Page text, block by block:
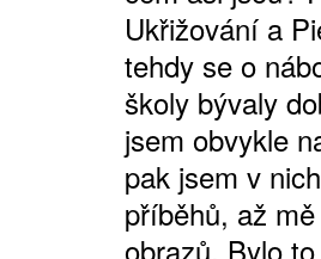
Ukřižování a
tehdy se o
školy bývaly
jsem obvykle
pak jsem v
příběhů, až
obrazů. Bylo